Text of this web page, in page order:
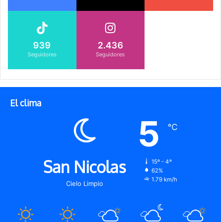
939
Seguidores
2.436
Seguidores
El clima
San Nicolas
Cielo Limpio
5 ℃
15º - 4º
62%
1.79 km/h